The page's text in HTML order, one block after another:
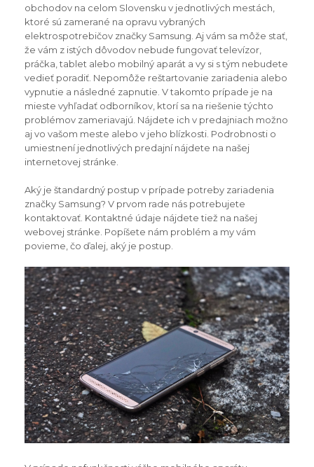
obchodov na celom Slovensku v jednotlivých mestách,
ktoré sú zamerané na opravu vybraných
elektrospotrebičov značky Samsung. Aj vám sa môže stať,
že vám z istých dôvodov nebude fungovať televízor,
práčka, tablet alebo mobilný aparát a vy si s tým nebudete
vedieť poradiť. Nepomôže reštartovanie zariadenia alebo
vypnutie a následné zapnutie. V takomto prípade je na
mieste vyhľadať odborníkov, ktorí sa na riešenie týchto
problémov zameriavajú. Nájdete ich v predajniach možno
aj vo vašom meste alebo v jeho blízkosti. Podrobnosti o
umiestnení jednotlivých predajní nájdete na našej
internetovej stránke.
Aký je štandardný postup v prípade potreby zariadenia
značky Samsung? V prvom rade nás potrebujete
kontaktovať. Kontaktné údaje nájdete tiež na našej
webovej stránke. Popíšete nám problém a my vám
povieme, čo ďalej, aký je postup.